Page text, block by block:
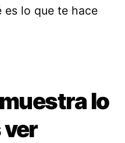
es lo que te hace
lo
ver